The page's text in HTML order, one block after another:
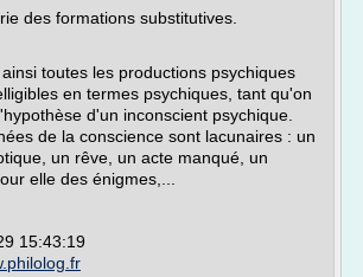
formations substitutives.
toutes les productions psychiques
en termes psychiques, tant qu'on
d'un inconscient psychique.
de la conscience sont lacunaires : un
un rêve, un acte manqué, un
elle des énigmes,...
15:43:19